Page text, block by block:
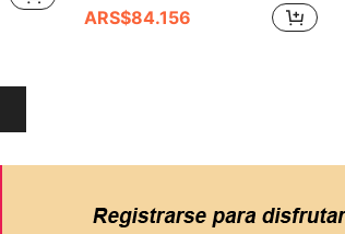
ARS$84.156